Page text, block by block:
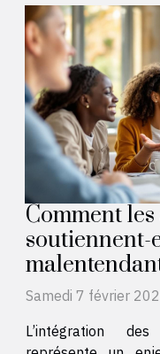
Comment
soutiennent-
Samedi 7 février
L’intégration